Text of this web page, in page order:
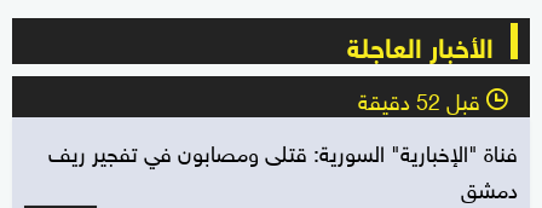
الأخبار العاجلة
l قبل 52 دقيقة
فناة "الإخبارية" السورية: قتلى ومصابون في تفجير ريف
دمشق